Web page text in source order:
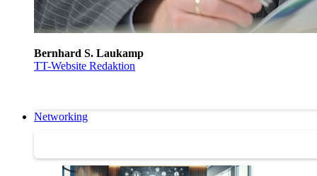
Bernhard S. Laukamp
TT-Website Redaktion
Networking